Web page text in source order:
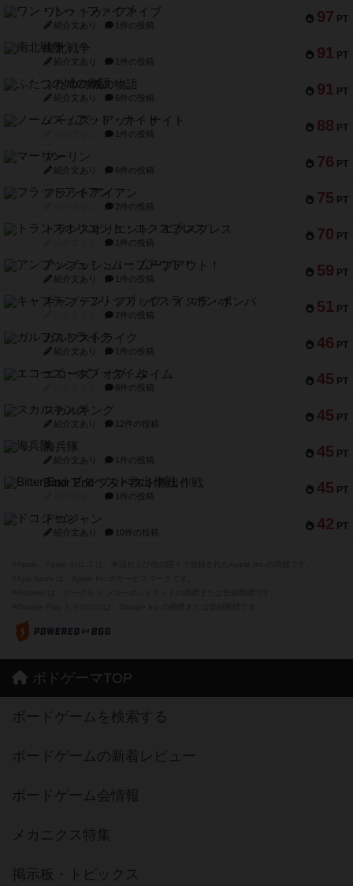
97 PT
ワン・トゥ・ファイブ
紹介文あり 1件の投稿
91 PT
南北戦争
紹介文あり 1件の投稿
91 PT
ふたつの城の物語
紹介文あり 6件の投稿
88 PT
ノームズ・アット・ナイト
1件の投稿
76 PT
マーリン
紹介文あり 6件の投稿
75 PT
フラットアイアン
2件の投稿
70 PT
トランスオリエント・エクスプレス
1件の投稿
59 PT
アンブッシュ！：ムーブアウト！
紹介文あり 1件の投稿
51 PT
キャプテン・フリップ：イスラ・ボンバ
2件の投稿
46 PT
ガルフストライク
紹介文あり 1件の投稿
45 PT
エコーズ・オブ・タイム
8件の投稿
45 PT
スカルキング
紹介文あり 12件の投稿
45 PT
海兵隊
紹介文あり 1件の投稿
45 PT
Bitter End ブタペスト救出作戦
1件の投稿
42 PT
ドコジャン
紹介文あり 10件の投稿
ボドゲーマTOP
ボードゲームを検索する
ボードゲームの新着レビュー
ボードゲーム会情報
メカニクス特集
掲示板・トピックス